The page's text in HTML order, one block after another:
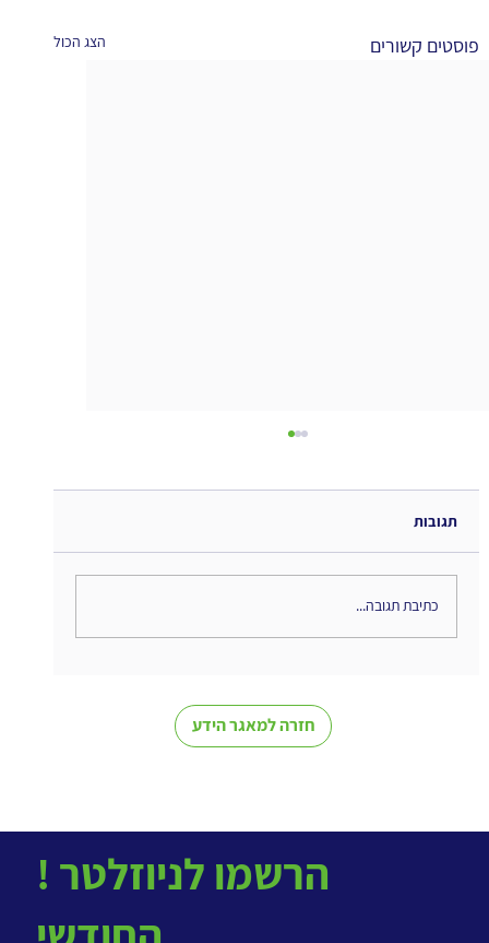
חזרה למאגר הידע
פוסטים קשורים הצג הכול
תגובות
כתיבת תגובה...
! הרשמו לניוזלטר